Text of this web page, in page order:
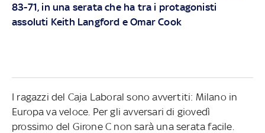
83-71, in una serata che ha tra i protagonisti
assoluti Keith Langford e Omar Cook
I ragazzi del Caja Laboral sono avvertiti: Milano in
Europa va veloce. Per gli avversari di giovedì
prossimo del Girone C non sarà una serata facile.